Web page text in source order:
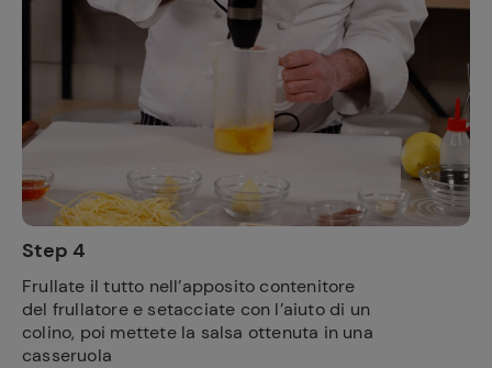
Step 4
Frullate il tutto nell’apposito contenitore
del frullatore e setacciate con l’aiuto di un
colino, poi mettete la salsa ottenuta in una
casseruola